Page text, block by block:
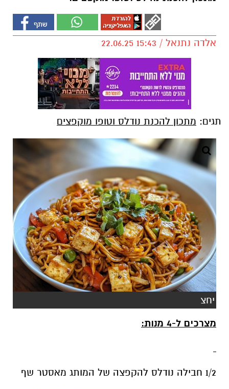
אלדה נתנאל / 15:43 22.06.25
תגים: מתכון להכנת נודלס וטופו מוקפצים
יחצ
מצרכים ל-4 מנות:
1/2 חבילה נודלס להקפצה של המותג מאסטר שף